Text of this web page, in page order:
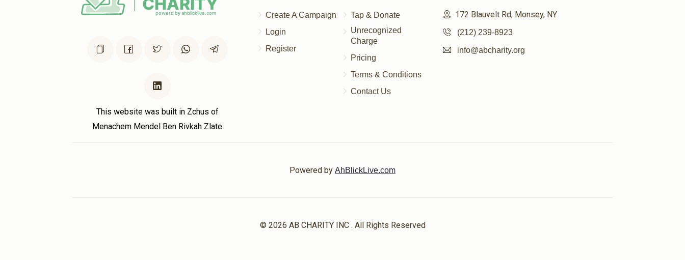
This website was built in Zchus of
Menachem Mendel Ben Rivkah Zlate
Create A Campaign
Login
Register
Tap & Donate
Unrecognized
Charge
Pricing
Terms & Conditions
Contact Us
172 Blauvelt Rd, Monsey, NY
(212) 239-8923
info@abcharity.org
Powered by AhBlickLive.com
© 2026 AB CHARITY INC . All Rights Reserved